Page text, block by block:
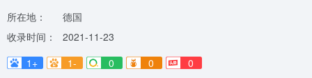
所在地：
德国
收录时间：
2021-11-23
1+
1- 0 0 0